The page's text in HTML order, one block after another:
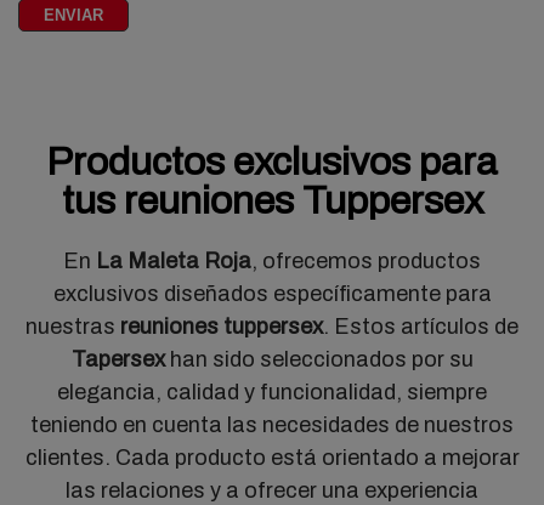
Productos exclusivos para
tus reuniones Tuppersex
En La Maleta Roja, ofrecemos productos
exclusivos diseñados específicamente para
nuestras reuniones tuppersex. Estos artículos de
Tapersexhan sido seleccionados por su
elegancia, calidad y funcionalidad, siempre
teniendo en cuenta las necesidades de nuestros
clientes. Cada producto está orientado a mejorar
las relaciones y a ofrecer una experiencia